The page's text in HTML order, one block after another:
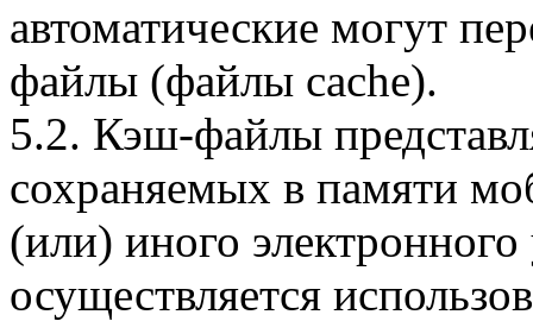
автоматические могут
файлы (файлы cache).
5.2. Кэш-файлы
сохраняемых в памяти
(или) иного электронного
осуществляется